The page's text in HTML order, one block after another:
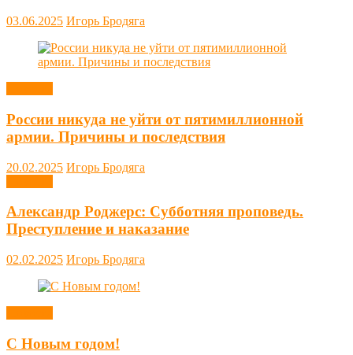
03.06.2025 Игорь Бродяга
России никуда не уйти от пятимиллионной
армии. Причины и последствия
20.02.2025 Игорь Бродяга
Александр Роджерс: Субботняя проповедь.
Преступление и наказание
02.02.2025 Игорь Бродяга
С Новым годом!